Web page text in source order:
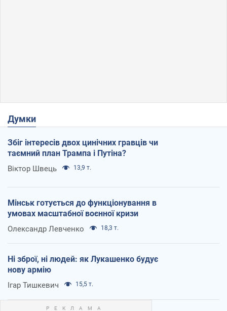
Думки
Збіг інтересів двох цинічних гравців чи
таємний план Трампа і Путіна?
Віктор Швець 13,9 т.
Мінськ готується до функціонування в
умовах масштабної воєнної кризи
Олександр Левченко 18,3 т.
Ні зброї, ні людей: як Лукашенко будує
нову армію
Ігар Тишкевич 15,5 т.